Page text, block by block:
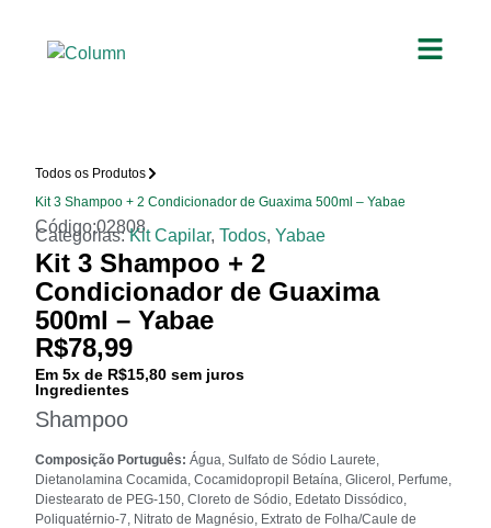
Todos os Produtos
Kit 3 Shampoo + 2 Condicionador de Guaxima 500ml – Yabae
Código:02808
Categorias:Kit Capilar,Todos,Yabae
Kit 3 Shampoo + 2
Condicionador de Guaxima
500ml – Yabae
R$78,99
Em5x de R$15,80 sem juros
Ingredientes
Shampoo
Composição Português: Água, Sulfato de Sódio Laurete,
Dietanolamina Cocamida, Cocamidopropil Betaína, Glicerol, Perfume,
Diestearato de PEG-150, Cloreto de Sódio, Edetato Dissódico,
Poliquatérnio-7, Nitrato de Magnésio, Extrato de Folha/Caule de